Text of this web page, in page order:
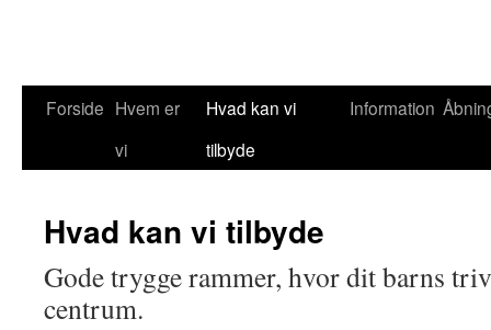
Forside Hvem er
vi
Hvad kan vi
tilbyde
Information
Hvad kan vi tilbyde
Gode trygge rammer, hvor dit barns
centrum.